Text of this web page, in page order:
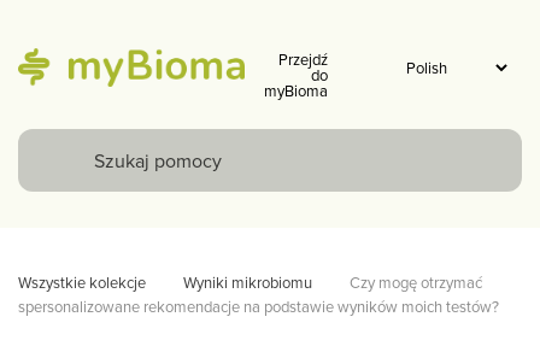
Przejdź
do
myBioma
Wszystkie kolekcje Wyniki mikrobiomu
Czy mogę otrzymać
spersonalizowane rekomendacje na podstawie wyników moich testów?